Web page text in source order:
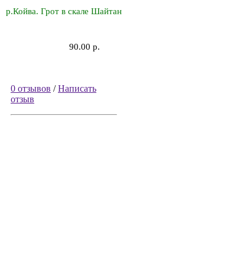
р.Койва. Грот в скале Шайтан
90.00 р.
0 отзывов /Написать
отзыв